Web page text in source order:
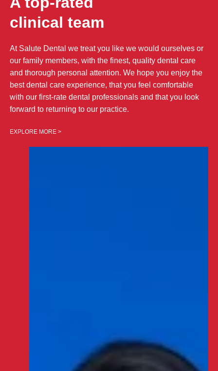
clinical team
At Salute Dental we treat you like we would ourselves or
our family members, with the finest, quality dental care
and thorough personal attention. We hope you enjoy the
best dental care experience, that you feel comfortable
with our first-rate dental professionals and that you look
forward to returning to our practice.
EXPLORE MORE >